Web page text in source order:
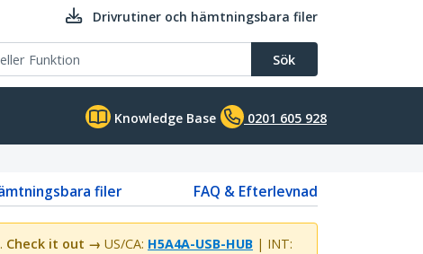
Drivrutiner och hämtningsbara filer
Sök
Knowledge Base 0201 605 928
filer FAQ & Efterlevnad
Check it out → US/CA: H5A4A-USB-HUB | INT: